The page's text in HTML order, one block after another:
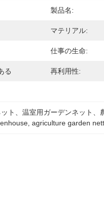
製品名:
マテリアル:
仕事の生命:
る 再利用性:
ト、温室用ガーデンネット、
, agriculture garden